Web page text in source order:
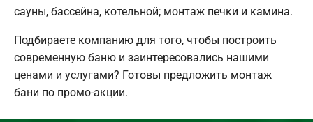
сауны, бассейна, котельной; монтаж печки и камина.
Подбираете компанию для того, чтобы построить
современную баню и заинтересовались нашими
ценами и услугами? Готовы предложить монтаж
бани по промо-акции.